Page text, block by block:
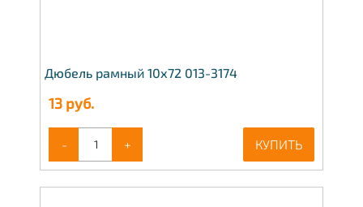
Дюбель рамный 10х72 013-3174
13 руб.
- + КУПИТЬ